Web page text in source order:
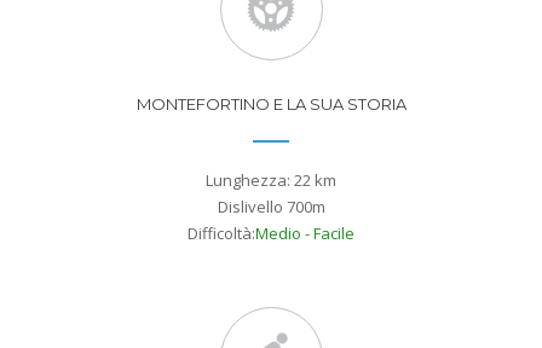
MONTEFORTINO E LA SUA STORIA
Lunghezza: 22 km
Dislivello 700m
Difficoltà:Medio - Facile